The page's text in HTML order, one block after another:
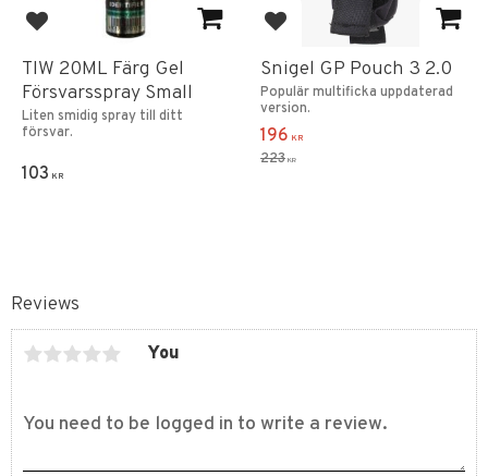
Reviews
You
Add to favorites
TIW 20ML Färg Gel
Försvarsspray Small
Liten smidig spray till ditt
försvar.
103 KR
Add to favorites
Snigel GP Pouch 3 2.0
Populär multificka uppdaterad
version.
196 KR
223 KR